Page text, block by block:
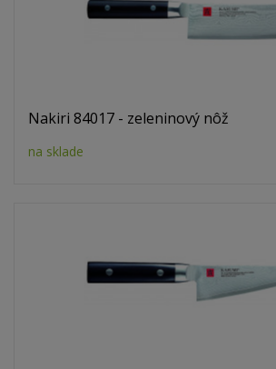
Nakiri 84017 - zeleninový nôž
na sklade